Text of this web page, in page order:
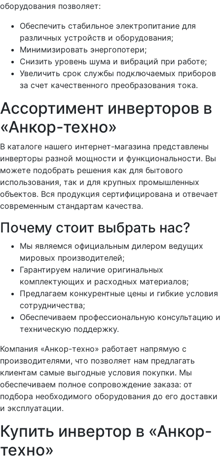
оборудования позволяет:
Обеспечить стабильное электропитание для
различных устройств и оборудования;
Минимизировать энергопотери;
Снизить уровень шума и вибраций при работе;
Увеличить срок службы подключаемых приборов
за счет качественного преобразования тока.
Ассортимент инверторов в
«Анкор-техно»
В каталоге нашего интернет-магазина представлены
инверторы разной мощности и функциональности. Вы
можете подобрать решения как для бытового
использования, так и для крупных промышленных
объектов. Вся продукция сертифицирована и отвечает
современным стандартам качества.
Почему стоит выбрать нас?
Мы являемся официальным дилером ведущих
мировых производителей;
Гарантируем наличие оригинальных
комплектующих и расходных материалов;
Предлагаем конкурентные цены и гибкие условия
сотрудничества;
Обеспечиваем профессиональную консультацию и
техническую поддержку.
Компания «Анкор-техно» работает напрямую с
производителями, что позволяет нам предлагать
клиентам самые выгодные условия покупки. Мы
обеспечиваем полное сопровождение заказа: от
подбора необходимого оборудования до его доставки
и эксплуатации.
Купить инвертор в «Анкор-
техно»